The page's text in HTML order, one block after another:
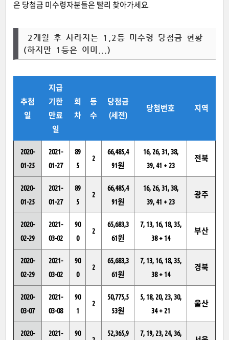
은 당첨금 미수령자분들은 빨리 찾아가세요.
2개월 후 사라지는 1,2등 미수령 당첨금 현황
(하지만 1등은 이미...)
추첨
일
지급
기한
만료
일
회
차
등
수
당첨금
(세전)
당첨번호 지역
2020-
01-25
2021-
01-27
89
5
2
66,485,4
91원
16, 26, 31, 38,
39, 41 + 23
전북
2020-
01-25
2021-
01-27
89
5
2
66,485,4
91원
16, 26, 31, 38,
39, 41 + 23
광주
2020-
02-29
2021-
03-02
90
0
2
65,683,3
61원
7, 13, 16, 18, 35,
38 + 14
부산
2020-
02-29
2021-
03-02
90
0
2
65,683,3
61원
7, 13, 16, 18, 35,
38 + 14
경북
2020-
03-07
2021-
03-08
90
1
2
50,775,5
53원
5, 18, 20, 23, 30,
34 + 21
울산
2020-
2021-
90
52,365,9
7, 19, 23, 24, 36,